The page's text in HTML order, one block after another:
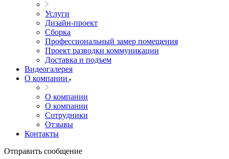
Услуги
Дизайн-проект
Сборка
Профессиональный замер помещения
Проект разводки коммуникации
Доставка и подъем
Видеогалерея
О компании
О компании
О компании
Сотрудники
Отзывы
Контакты
Отправить сообщение